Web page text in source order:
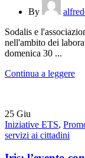
By
Sodalis e
nell'ambito dei
domenica 30 ...
Continua a leggere
25 Giu
Iniziative ETS,
servizi ai cittadini